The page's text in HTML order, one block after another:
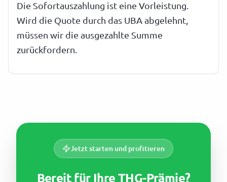
Die Sofortauszahlung ist eine Vorleistung.
Wird die Quote durch das UBA abgelehnt,
müssen wir die ausgezahlte Summe
zurückfordern.
Jetzt starten und profitieren
Bereit für Ihre THG-Prämie?